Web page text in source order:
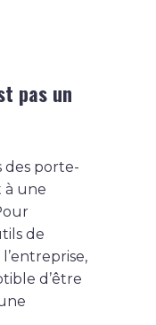
pas un
des porte-
à une
de
d’être